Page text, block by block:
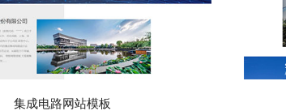
集成电路网站模板